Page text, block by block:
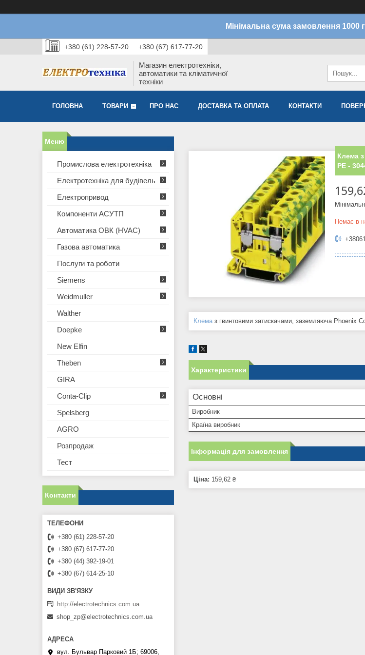
Мінімальна сума замовлення 1000
+380 (61) 228-57-20 +380 (67) 617-77-20
Магазин електротехніки,
автоматики та кліматичної
техніки
ГОЛОВНА ТОВАРИ ПРО НАС ДОСТАВКА ТА ОПЛАТА КОНТАКТИ
Клема
PE -
Немає в
Клемаз гвинтовими затискачами, заземляюча Phoenix
Характеристики
Основні
Виробник
Країна виробник
Інформація для замовлення
Ціна: 159,62 ₴
Промислова електротехніка
Електротехніка для будівель
Електропривод
Компоненти АСУТП
Автоматика ОВК (HVAC)
Газова автоматика
Послуги та роботи
Siemens
Weidmuller
Walther
Doepke
New Elfin
Theben
GIRA
Conta-Clip
Spelsberg
AGRO
Розпродаж
Тест
Контакти
+380 (61) 228-57-20
+380 (67) 617-77-20
+380 (44) 392-19-01
+380 (67) 614-25-10
http://electrotechnics.com.ua
shop_zp@electrotechnics.com.ua
вул. Бульвар Парковий 1Б; 69006,